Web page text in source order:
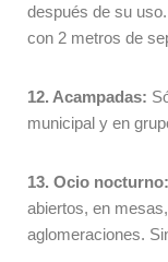
después de su
con 2 metros de
12. Acampadas:
municipal y en
13. Ocio nocturno:
abiertos, en
aglomeraciones.